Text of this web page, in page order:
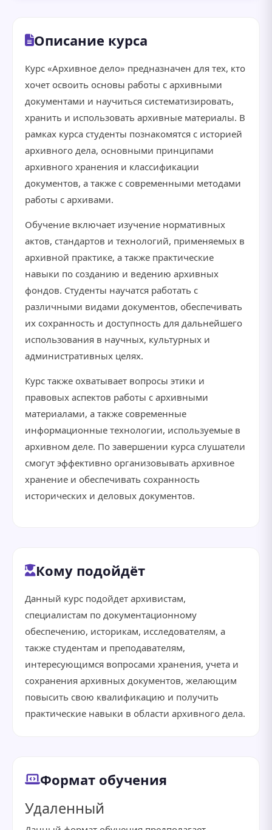
Описание курса
Курс «Архивное дело» предназначен для тех, кто
хочет освоить основы работы с архивными
документами и научиться систематизировать,
хранить и использовать архивные материалы. В
рамках курса студенты познакомятся с историей
архивного дела, основными принципами
архивного хранения и классификации
документов, а также с современными методами
работы с архивами.
Обучение включает изучение нормативных
актов, стандартов и технологий, применяемых в
архивной практике, а также практические
навыки по созданию и ведению архивных
фондов. Студенты научатся работать с
различными видами документов, обеспечивать
их сохранность и доступность для дальнейшего
использования в научных, культурных и
административных целях.
Курс также охватывает вопросы этики и
правовых аспектов работы с архивными
материалами, а также современные
информационные технологии, используемые в
архивном деле. По завершении курса слушатели
смогут эффективно организовывать архивное
хранение и обеспечивать сохранность
исторических и деловых документов.
Кому подойдёт
Данный курс подойдет архивистам,
специалистам по документационному
обеспечению, историкам, исследователям, а
также студентам и преподавателям,
интересующимся вопросами хранения, учета и
сохранения архивных документов, желающим
повысить свою квалификацию и получить
практические навыки в области архивного дела.
Формат обучения
Удаленный